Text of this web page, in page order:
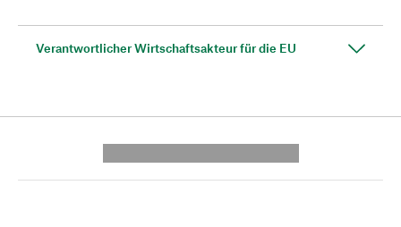
Verantwortlicher Wirtschaftsakteur für die EU